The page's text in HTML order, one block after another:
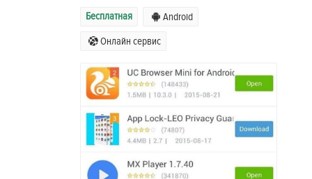
Бесплатная Android
Онлайн сервис